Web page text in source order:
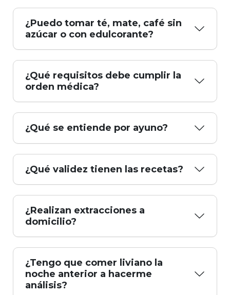
¿Puedo tomar té, mate, café sin
azúcar o con edulcorante?
¿Qué requisitos debe cumplir la
orden médica?
¿Qué se entiende por ayuno?
¿Qué validez tienen las recetas?
¿Realizan extracciones a
domicilio?
¿Tengo que comer liviano la
noche anterior a hacerme
análisis?